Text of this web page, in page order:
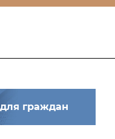
граждан